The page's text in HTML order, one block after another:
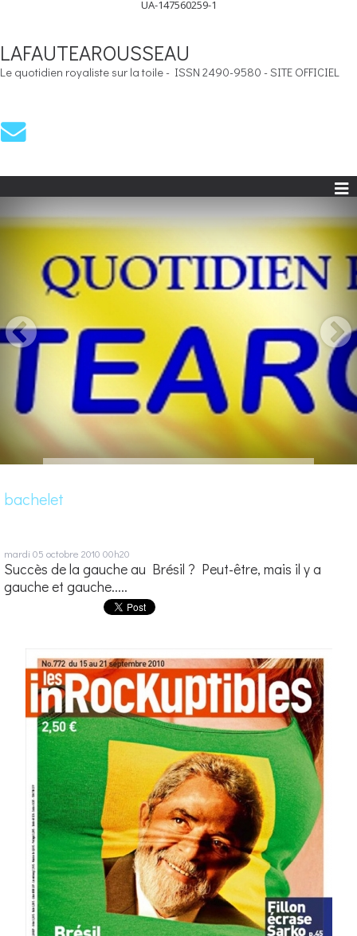
UA-147560259-1
LAFAUTEAROUSSEAU
Le quotidien royaliste sur la toile - ISSN 2490-9580 - SITE OFFICIEL
bachelet
mardi 05 octobre 2010 00h20
Succès de la gauche au Brésil ? Peut-être, mais il y a
gauche et gauche.....